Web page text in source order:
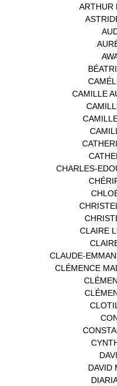
ARTHUR
CAMILLE
CHARLES-
CLAIRE
CLAUDE-
CLÉMENCE
DAVID